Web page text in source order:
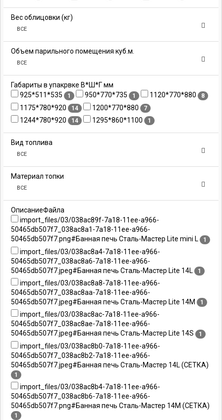
Вес облицовки (кг)
ВСЕ
Объем парильного помещения куб.м.
ВСЕ
Габариты в упакрвке В*Ш*Г мм
925*511*535
1 950*770*735 1 1120*770*880 8
1175*780*920 14 1200*770*880 7
1244*780*920 14 1295*860*1100 1
Вид топлива
ВСЕ
Материал топки
ВСЕ
ОписаниеФайла
import_files/03/038ac89f-7a18-11ee-a966-
50465db507f7_038ac8a1-7a18-11ee-a966-
50465db507f7.png#Банная печь Сталь-Мастер Lite mini L
1
import_files/03/038ac8a4-7a18-11ee-a966-
50465db507f7_038ac8a6-7a18-11ee-a966-
50465db507f7.jpeg#Банная печь Сталь-Мастер Lite 14L
1
import_files/03/038ac8a8-7a18-11ee-a966-
50465db507f7_038ac8aa-7a18-11ee-a966-
50465db507f7.jpeg#Банная печь Сталь-Мастер Lite 14M
1
import_files/03/038ac8ac-7a18-11ee-a966-
50465db507f7_038ac8ae-7a18-11ee-a966-
50465db507f7.jpeg#Банная печь Сталь-Мастер Lite 14S
1
import_files/03/038ac8b0-7a18-11ee-a966-
50465db507f7_038ac8b2-7a18-11ee-a966-
50465db507f7.jpeg#Банная печь Сталь-Мастер 14L (СЕТКА)
1
import_files/03/038ac8b4-7a18-11ee-a966-
50465db507f7_038ac8b6-7a18-11ee-a966-
50465db507f7.png#Банная печь Сталь-Мастер 14M (СЕТКА)
1